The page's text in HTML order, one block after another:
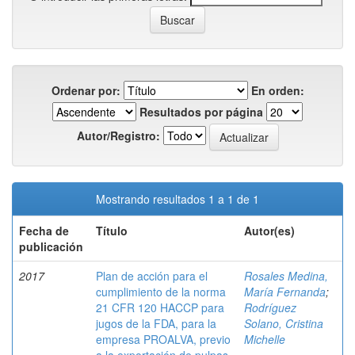
Ordenar por:
En orden:
Resultados por página
Autor/Registro:
Mostrando resultados 1 a 1 de 1
Fecha de
publicación
Título Autor(es)
2017
Plan de acción para el
cumplimiento de la norma
21 CFR 120 HACCP para
jugos de la FDA, para la
empresa PROALVA, previo
Rosales Medina,
María Fernanda;
Rodríguez
Solano, Cristina
Michelle